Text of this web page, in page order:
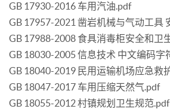
GB 17930-2016 车用汽油.pdf
GB 17957-2021 凿岩机械与气动工具
GB 17988-2008 食具消毒柜安全和卫
GB 18030-2005 信息技术 中文编码字
GB 18040-2019 民用运输机场应急救
GB 18047-2017 车用压缩天然气.pdf
GB 18055-2012 村镇规划卫生规范.pdf